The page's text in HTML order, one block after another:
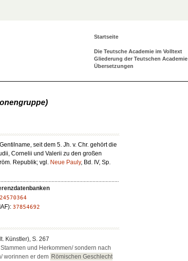
Startseite
Die Teutsche Academie im Volltext
Gliederung der Teutschen Academie
Übersetzungen
seit dem 5. Jh. v. Chr. gehört die
Cornelii und Valerii zu den großen
Republik; vgl. Neue Pauly, Bd. IV, Sp.
37854692
Künstler), S. 267
und Herkommen/ sondern nach
worinnen er dem Römischen Geschlecht